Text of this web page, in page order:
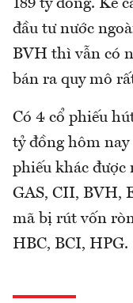
189 tỷ đồng. Kể
đầu tư nước
BVH thì vẫn có
bán ra quy mô
Có 4 cổ phiếu
tỷ đồng hôm nay
phiếu khác được
GAS, CII, BVH,
mã bị rút vốn
HBC, BCI, HPG.